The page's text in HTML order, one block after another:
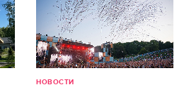
НОВОСТИ